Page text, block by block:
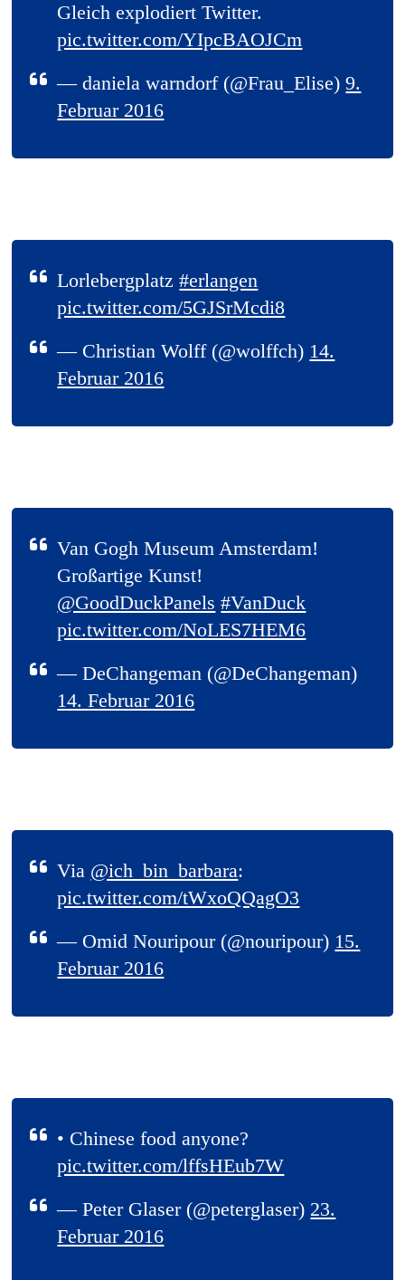
Gleich explodiert Twitter.
pic.twitter.com/YIpcBAOJCm
— daniela warndorf (@Frau_Elise)9.
Februar 2016
Lorlebergplatz#erlangen
pic.twitter.com/5GJSrMcdi8
— Christian Wolff (@wolffch) 14.
Februar 2016
Van Gogh Museum Amsterdam!
Großartige Kunst!
@GoodDuckPanels #VanDuck
pic.twitter.com/NoLES7HEM6
— DeChangeman (@DeChangeman)
14. Februar 2016
Via @ich_bin_barbara:
pic.twitter.com/tWxoQQagO3
— Omid Nouripour (@nouripour) 15.
Februar 2016
• Chinese food anyone?
pic.twitter.com/lffsHEub7W
— Peter Glaser (@peterglaser) 23.
Februar 2016